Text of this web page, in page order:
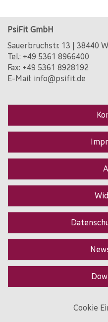
PsiFit GmbH
Sauerbruchstr. 13 | 38440
Tel.: +49 5361 8966400
Fax: +49 5361 8928192
E-Mail: info@psifit.de
Cookie